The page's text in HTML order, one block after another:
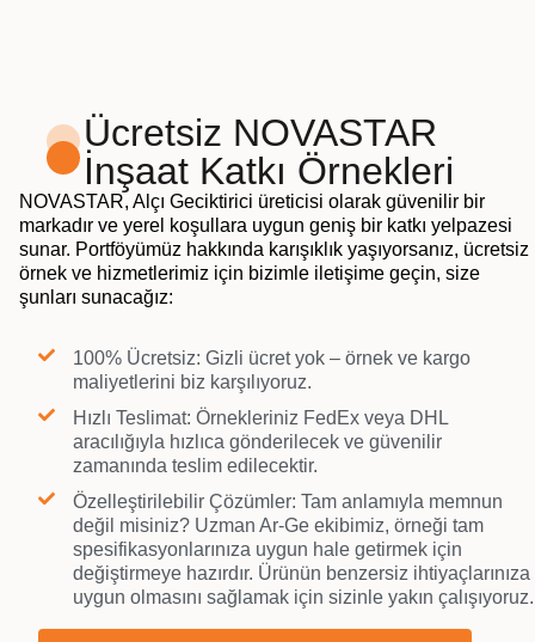
Ücretsiz NOVASTAR
İnşaat Katkı Örnekleri
NOVASTAR, Alçı Geciktirici üreticisi olarak güvenilir bir
markadır ve yerel koşullara uygun geniş bir katkı yelpazesi
sunar. Portföyümüz hakkında karışıklık yaşıyorsanız, ücretsiz
örnek ve hizmetlerimiz için bizimle iletişime geçin, size
şunları sunacağız:
100% Ücretsiz: Gizli ücret yok – örnek ve kargo
maliyetlerini biz karşılıyoruz.
Hızlı Teslimat: Örnekleriniz FedEx veya DHL
aracılığıyla hızlıca gönderilecek ve güvenilir
zamanında teslim edilecektir.
Özelleştirilebilir Çözümler: Tam anlamıyla memnun
değil misiniz? Uzman Ar-Ge ekibimiz, örneği tam
spesifikasyonlarınıza uygun hale getirmek için
değiştirmeye hazırdır. Ürünün benzersiz ihtiyaçlarınıza
uygun olmasını sağlamak için sizinle yakın çalışıyoruz.